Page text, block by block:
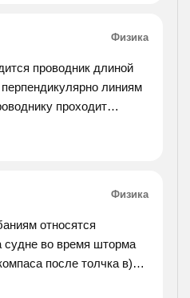
Физика
проводник длиной
линиям
проходит
если действующая на
Физика
относятся
судне во время шторма
после толчка в)